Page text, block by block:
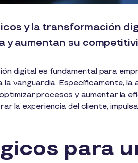
y la transformación
y aumentan su
digital es fundamental para
vanguardia. Específicamente, la
procesos y aumentar la
la experiencia del cliente,
para